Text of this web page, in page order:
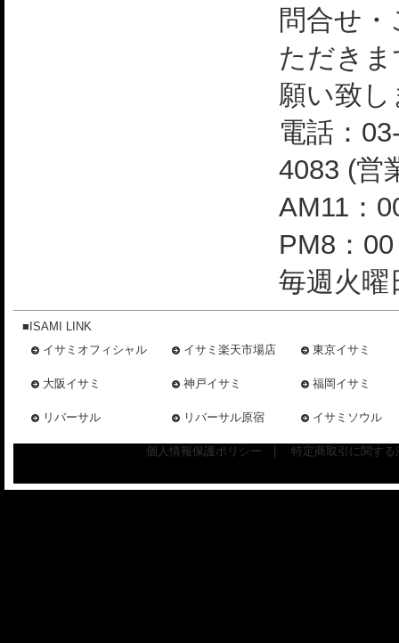
問合せ
ただき
願い致
電話：
4083 (営
AM11：
PM8：
毎週火曜
■ISAMI LINK
イサミオフィシャル
イサミ楽天市場店 東京イサミ
大阪イサミ 神戸イサミ 福岡イサミ
リバーサル リバーサル原宿 イサミソウル
個人情報保護ポリシー 特定商取引に関す